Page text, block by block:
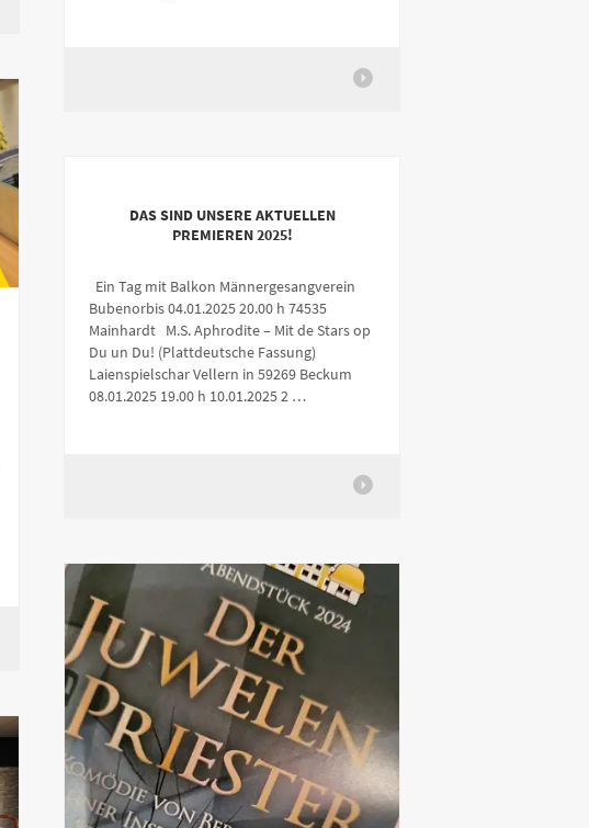
DAS SIND UNSERE AKTUELLEN
PREMIEREN 2025!
Ein Tag mit Balkon Männergesangverein
Bubenorbis 04.01.2025 20.00 h 74535
Mainhardt M.S. Aphrodite – Mit de Stars op
Du un Du! (Plattdeutsche Fassung)
Laienspielschar Vellern in 59269 Beckum
08.01.2025 19.00 h 10.01.2025 2 …